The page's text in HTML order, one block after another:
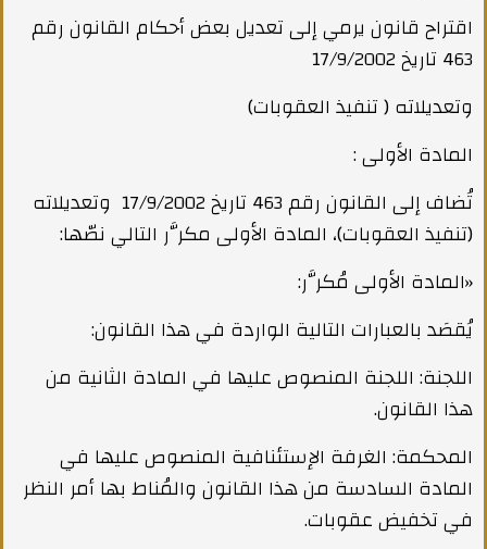
اقتراح قانون يرمي إلى تعديل بعض أحكام القانون رقم
463 تاريخ 17/9/2002
وتعديلاته ( تنفيذ العقوبات)
المادة الأولى :
تُضاف إلى القانون رقم 463 تاريخ 17/9/2002 وتعديلاته
(تنفيذ العقوبات)، المادة الأولى مكرَّر التالي نصّها:
«المادة الأولى مُكرَّر:
يُقصَد بالعبارات التالية الواردة في هذا القانون:
اللجنة: اللجنة المنصوص عليها في المادة الثانية من
هذا القانون.
المحكمة: الغرفة الإستئنافية المنصوص عليها في
المادة السادسة من هذا القانون والمُناط بها أمر النظر
في تخفيض عقوبات.